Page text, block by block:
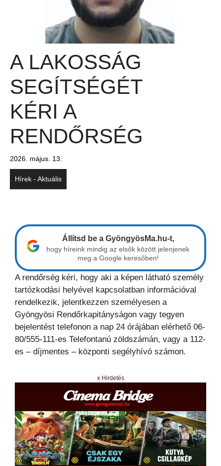
A LAKOSSÁG
SEGÍTSÉGÉT
KÉRI A
RENDŐRSÉG
2026. május. 13.
Hírek - Aktuális
Állítsd be a GyöngyösMa.hu-t,
hogy híreink mindig az elsők között jelenjenek
meg a Google keresőben!
A rendőrség kéri, hogy aki a képen látható személy
tartózkodási helyével kapcsolatban információval
rendelkezik, jelentkezzen személyesen a
Gyöngyösi Rendőrkapitányságon vagy tegyen
bejelentést telefonon a nap 24 órájában elérhető 06-
80/555-111-es Telefontanú zöldszámán, vagy a 112-
es – díjmentes – központi segélyhívó számon.
x Hirdetés